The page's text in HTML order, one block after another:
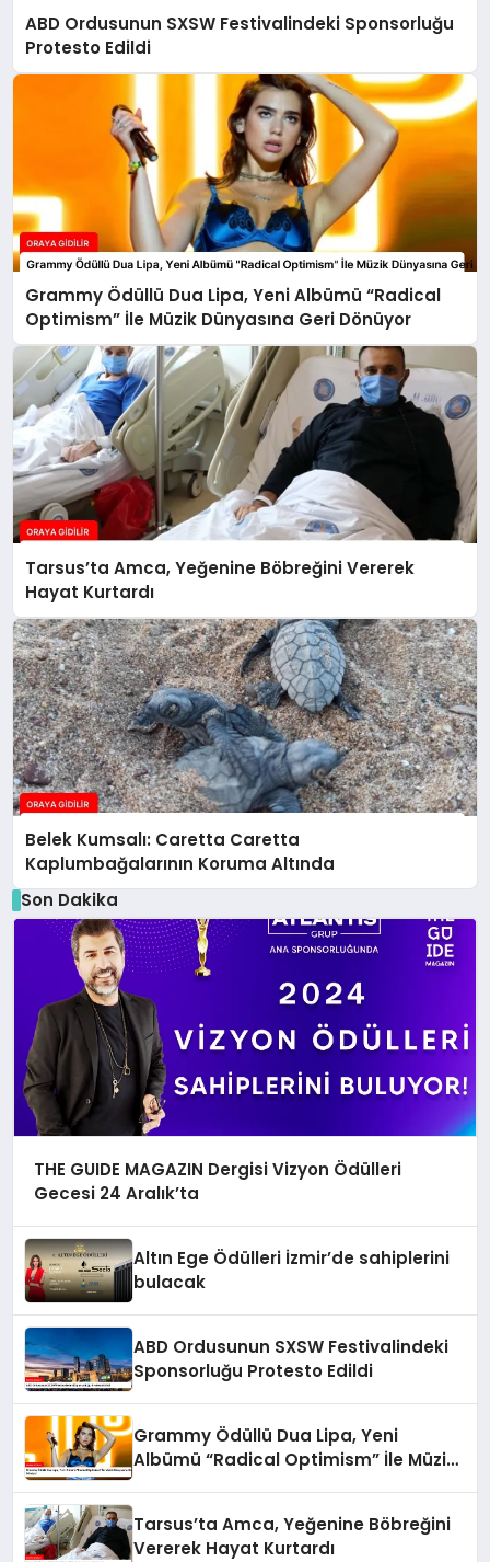
ABD Ordusunun SXSW Festivalindeki Sponsorluğu
Protesto Edildi
Grammy Ödüllü Dua Lipa, Yeni Albümü “Radical
Optimism” İle Müzik Dünyasına Geri Dönüyor
Tarsus’ta Amca, Yeğenine Böbreğini Vererek
Hayat Kurtardı
Belek Kumsalı: Caretta Caretta
Kaplumbağalarının Koruma Altında
Son Dakika
THE GUIDE MAGAZIN Dergisi Vizyon Ödülleri
Gecesi 24 Aralık’ta
Altın Ege Ödülleri İzmir’de sahiplerini
bulacak
ABD Ordusunun SXSW Festivalindeki
Sponsorluğu Protesto Edildi
Grammy Ödüllü Dua Lipa, Yeni
Albümü “Radical Optimism” İle Müzik
Tarsus’ta Amca, Yeğenine Böbreğini
Vererek Hayat Kurtardı